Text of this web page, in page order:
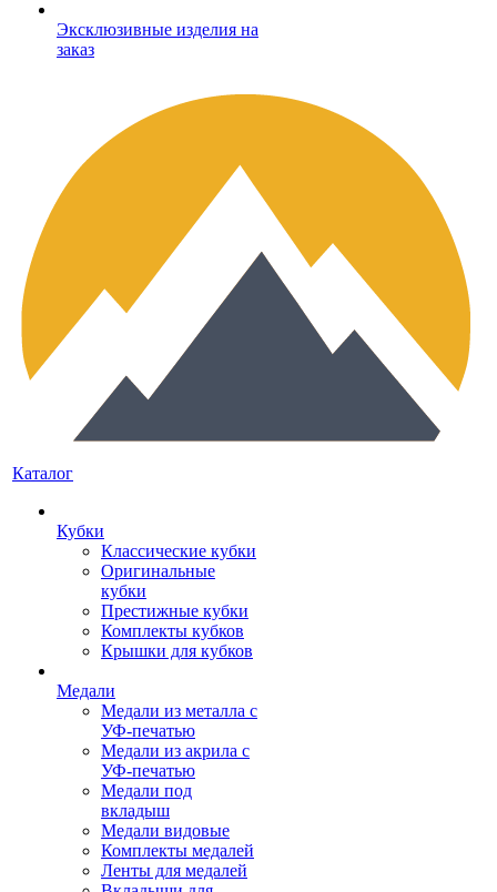
Эксклюзивные изделия на
заказ
Каталог
Кубки
Классические кубки
Оригинальные
кубки
Престижные кубки
Комплекты кубков
Крышки для кубков
Медали
Медали из металла с
УФ-печатью
Медали из акрила с
УФ-печатью
Медали под
вкладыш
Медали видовые
Комплекты медалей
Ленты для медалей